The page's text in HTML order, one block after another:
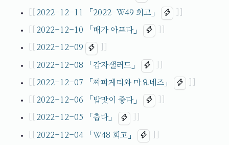
2022-12-11 「2022-W49 회고」
2022-12-10 「배가 아프다」
2022-12-09
2022-12-08 「감자샐러드」
2022-12-07 「짜파게티와 마요네즈」
2022-12-06 「밥맛이 좋다」
2022-12-05 「춥다」
2022-12-04 「W48 회고」